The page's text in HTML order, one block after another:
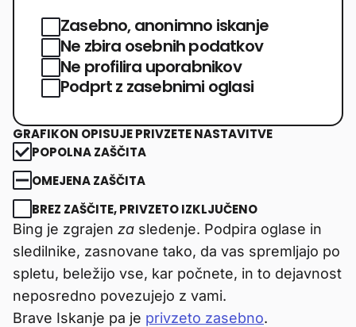
Zasebno, anonimno iskanje
Ne zbira osebnih podatkov
Ne profilira uporabnikov
Podprt z zasebnimi oglasi
GRAFIKON OPISUJE PRIVZETE NASTAVITVE
POPOLNA ZAŠČITA
OMEJENA ZAŠČITA
BREZ ZAŠČITE, PRIVZETO IZKLJUČENO
Bing je zgrajen za sledenje. Podpira oglase in
sledilnike, zasnovane tako, da vas spremljajo po
spletu, beležijo vse, kar počnete, in to dejavnost
neposredno povezujejo z vami.
Brave Iskanje pa je privzeto zasebno.